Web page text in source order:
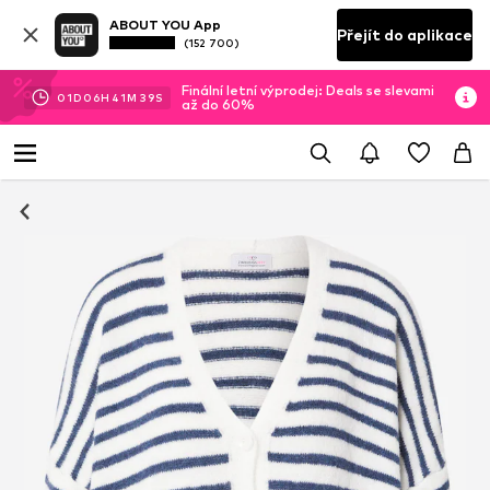
ABOUT YOU App
(152 700) Přejít do aplikace
01D 06H 41M 39S
Finální letní výprodej: Deals se slevami
až do 60%